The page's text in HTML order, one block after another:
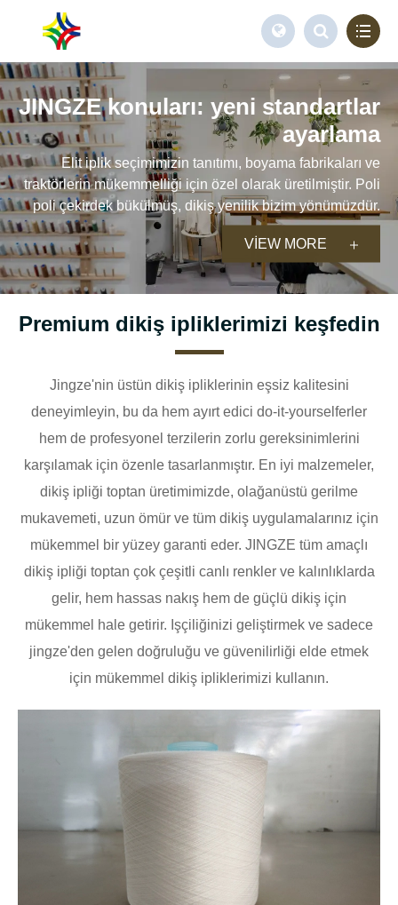
JINGZE konuları: yeni standartlar
ayarlama
Elit iplik seçimimizin tanıtımı, boyama fabrikaları ve
traktörlerin mükemmelliği için özel olarak üretilmiştir. Poli
poli çekirdek bükülmüş, dikiş yenilik bizim yönümüzdür.
VIEW MORE
Premium dikiş ipliklerimizi keşfedin
Jingze'nin üstün dikiş ipliklerinin eşsiz kalitesini
deneyimleyin, bu da hem ayırt edici do-it-yourselferler
hem de profesyonel terzilerin zorlu gereksinimlerini
karşılamak için özenle tasarlanmıştır. En iyi malzemeler,
dikiş ipliği toptan üretimimizde, olağanüstü gerilme
mukavemeti, uzun ömür ve tüm dikiş uygulamalarınız için
mükemmel bir yüzey garanti eder. JINGZE tüm amaçlı
dikiş ipliği toptan çok çeşitli canlı renkler ve kalınlıklarda
gelir, hem hassas nakış hem de güçlü dikiş için
mükemmel hale getirir. Işçiliğinizi geliştirmek ve sadece
jingze'den gelen doğruluğu ve güvenilirliği elde etmek
için mükemmel dikiş ipliklerimizi kullanın.